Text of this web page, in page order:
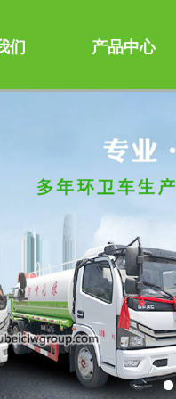
们 产品中心